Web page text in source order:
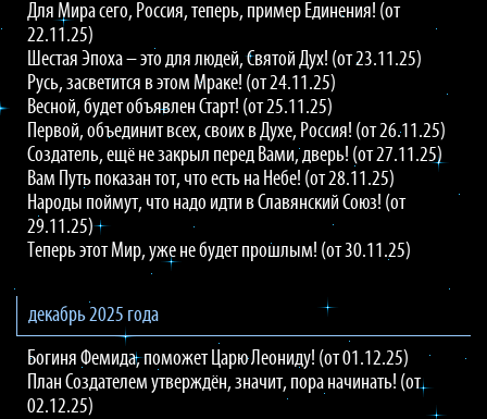
Для Мира сего, Россия, теперь, пример Единения! (от
22.11.25)
Шестая Эпоха – это для людей, Святой Дух! (от 23.11.25)
Русь, засветится в этом Мраке! (от 24.11.25)
Весной, будет объявлен Старт! (от 25.11.25)
Первой, объединит всех, своих в Духе, Россия! (от 26.11.25)
Создатель, ещё не закрыл перед Вами, дверь! (от 27.11.25)
Вам Путь показан тот, что есть на Небе! (от 28.11.25)
Народы поймут, что надо идти в Славянский Союз! (от
29.11.25)
Теперь этот Мир, уже не будет прошлым! (от 30.11.25)
декабрь 2025 года
Богиня Фемида, поможет Царю Леониду! (от 01.12.25)
План Создателем утверждён, значит, пора начинать! (от
02.12.25)